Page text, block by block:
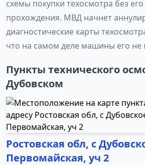
схемы покупки техосмотра без
прохождения. МВД начнет
диагностические карты
что на самом деле машины его не
Пункты технического
Дубовском
Ростовская обл, с
Первомайская, уч 2